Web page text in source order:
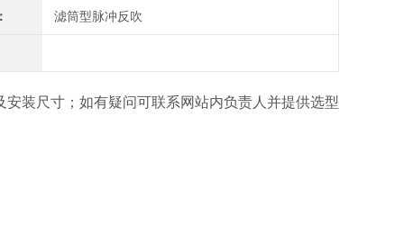
滤筒型脉冲反吹
安装尺寸；如有疑问可联系网站内负责人并提供选型